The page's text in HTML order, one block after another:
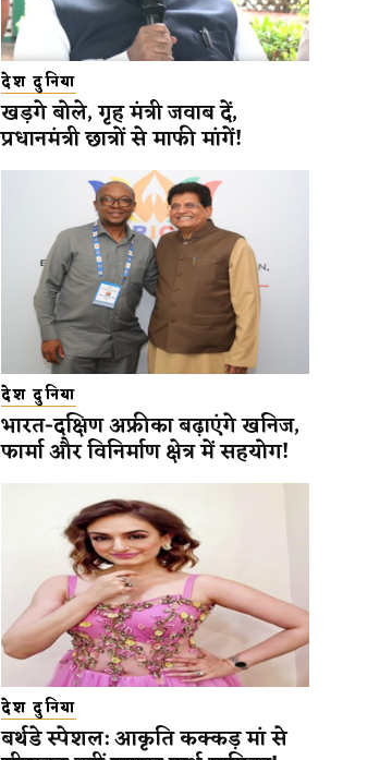
देश दुनिया
खड़गे बोले, गृह मंत्री जवाब दें,
प्रधानमंत्री छात्रों से माफी मांगें!
देश दुनिया
भारत-दक्षिण अफ्रीका बढ़ाएंगे खनिज,
फार्मा और विनिर्माण क्षेत्र में सहयोग!
देश दुनिया
बर्थडे स्पेशल: आकृति कक्कड़ मां से